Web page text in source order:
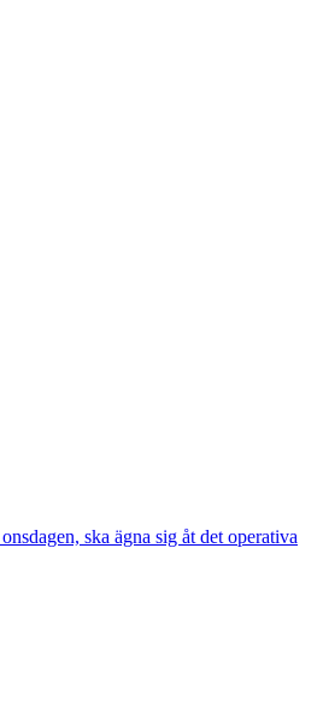
ska ägna sig åt det operativa